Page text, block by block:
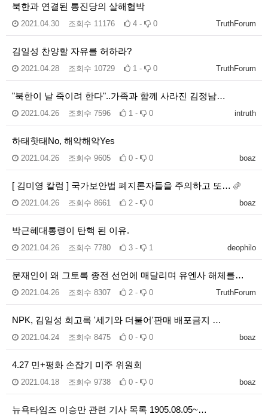
북한과 연결된 통진당의 살해협박
TruthForum
2021.04.30 조회수 11176 4 - 0
김일성 찬양할 자유를 허하라?
TruthForum
2021.04.28 조회수 10729 1 - 0
"북한이 날 죽이려 한다"..가족과 함께 사라진 김정남…
intruth
2021.04.26 조회수 7596 1 - 0
하태핫태No, 해악해악Yes
boaz
2021.04.26 조회수 9605 0 - 0
[ 김미영 칼럼 ] 국가보안법 폐지론자들을 주의하고 또…
boaz
2021.04.26 조회수 8661 2 - 0
박근혜대통령이 탄핵 된 이유.
deophilo
2021.04.26 조회수 7780 3 - 1
문재인이 왜 그토록 종전 선언에 매달리며 유엔사 해체를…
TruthForum
2021.04.26 조회수 8307 2 - 0
NPK, 김일성 회고록 '세기와 더불어'판매 배포금지 …
boaz
2021.04.24 조회수 8475 0 - 0
4.27 민+평화 손잡기 미주 위원회
boaz
2021.04.18 조회수 9738 0 - 0
뉴욕타임즈 이승만 관련 기사 목록 1905.08.05~…